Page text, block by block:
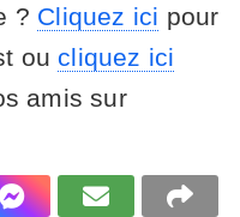
? Cliquez ici pour
ou cliquez ici
amis sur